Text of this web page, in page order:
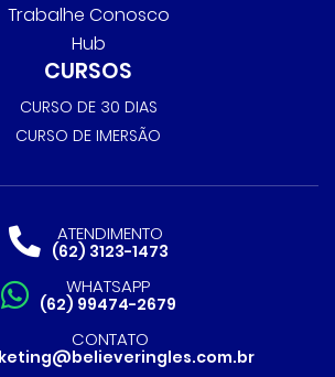
Trabalhe Conosco
Hub
CURSOS
CURSO DE 30 DIAS
CURSO DE IMERSÃO
ATENDIMENTO
(62) 3123-1473
WHATSAPP
(62) 99474-2679
CONTATO